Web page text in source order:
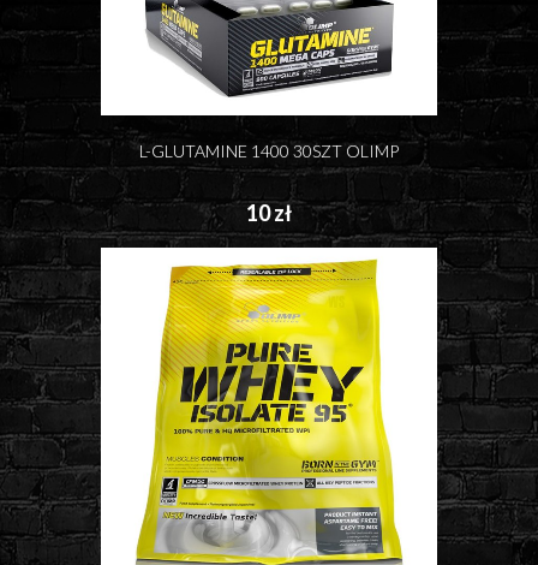
L-GLUTAMINE 1400 30SZT OLIMP
10 zł